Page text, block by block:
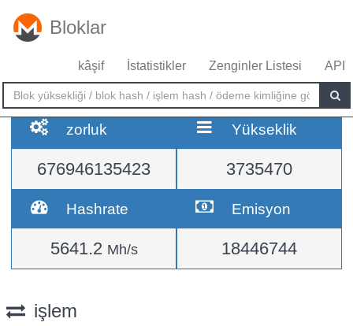
Bloklar
kâşif İstatistikler Zenginler Listesi API
zorluk
676946135423
Yükseklik
3735470
Hashrate
5641.2 Mh/s
Emisyon
18446744
işlem